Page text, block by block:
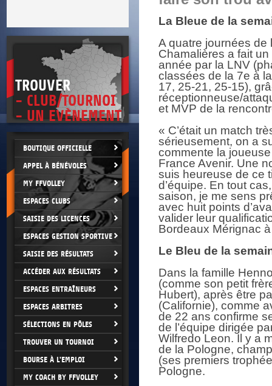
TROUVER
- CLUB/TOURNOI
- UN EVÈNEMENT
BOUTIQUE OFFICIELLE
APPEL À BÉNÉVOLES
MY FFVOLLEY
ESPACES CLUBS
SAISIE DES LICENCES
ESPACES GESTION SPORTIVE
SAISIE DES RÉSULTATS
ACCÉDER AUX RÉSULTATS
ESPACES ENTRAÎNEURS
ESPACES ARBITRES
SÉLECTIONS EN PÔLES
TROUVER UN TOURNOI
BOURSE À L'EMPLOI
MY COACH BY FFVOLLEY
La Bleue de la
A quatre journées de
Chamalières a fait
année par la LNV
classées de la 7e à
17, 25-21, 25-15),
réceptionneuse/
et MVP de la
« C’était un match
sérieusement, on a
commente la
France Avenir. Une
suis heureuse de ce
d’équipe. En tout
saison, je me sens
avec huit points
valider leur
Bordeaux Mérignac
Le Bleu de la
Dans la famille
(comme son petit
Hubert), après être
(Californie), comme
de 22 ans confirme
de l’équipe dirigée
Wilfredo Leon. Il y a
de la Pologne,
(ses premiers
Pologne.